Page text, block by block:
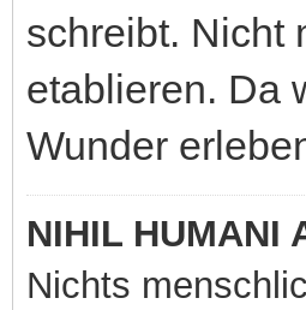
schreibt. Nicht
etablieren. Da
Wunder
NIHIL HUMANI
Nichts